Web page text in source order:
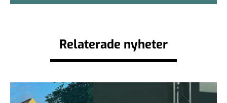
Relaterade nyheter